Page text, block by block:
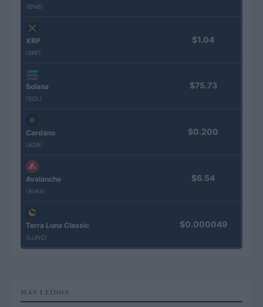
(BNB)
XRP
(XRP)
$1.04
Solana
(SOL)
$75.73
Cardano
(ADA)
$0.200
Avalanche
(AVAX)
$6.54
Terra Luna Classic
(LUNC)
$0.000049
MÁS LEÍDOS